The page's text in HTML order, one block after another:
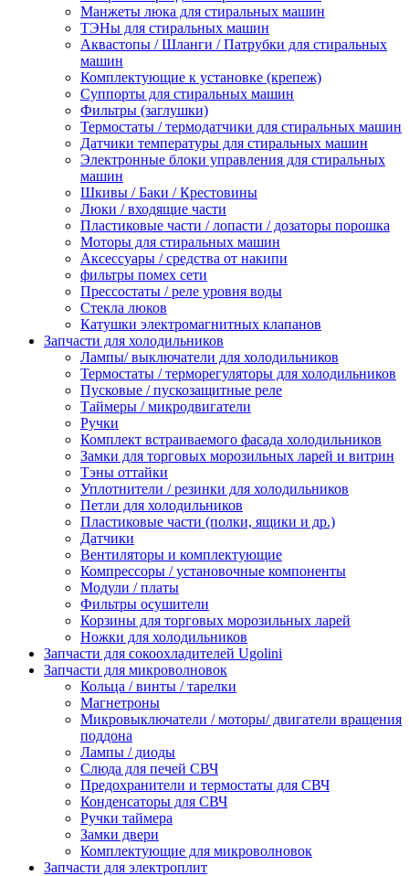
Манжеты люка для стиральных машин
ТЭНы для стиральных машин
Аквастопы / Шланги / Патрубки для стиральных
машин
Комплектующие к установке (крепеж)
Суппорты для стиральных машин
Фильтры (заглушки)
Термостаты / термодатчики для стиральных машин
Датчики температуры для стиральных машин
Электронные блоки управления для стиральных
машин
Шкивы / Баки / Крестовины
Люки / входящие части
Пластиковые части / лопасти / дозаторы порошка
Моторы для стиральных машин
Аксессуары / средства от накипи
фильтры помех сети
Прессостаты / реле уровня воды
Стекла люков
Катушки электромагнитных клапанов
Запчасти для холодильников
Лампы/ выключатели для холодильников
Термостаты / терморегуляторы для холодильников
Пусковые / пускозащитные реле
Таймеры / микродвигатели
Ручки
Комплект встраиваемого фасада холодильников
Замки для торговых морозильных ларей и витрин
Тэны оттайки
Уплотнители / резинки для холодильников
Петли для холодильников
Пластиковые части (полки, ящики и др.)
Датчики
Вентиляторы и комплектующие
Компрессоры / установочные компоненты
Модули / платы
Фильтры осушители
Корзины для торговых морозильных ларей
Ножки для холодильников
Запчасти для сокоохладителей Ugolini
Запчасти для микроволновок
Кольца / винты / тарелки
Магнетроны
Микровыключатели / моторы/ двигатели вращения
поддона
Лампы / диоды
Слюда для печей СВЧ
Предохранители и термостаты для СВЧ
Конденсаторы для СВЧ
Ручки таймера
Замки двери
Комплектующие для микроволновок
Запчасти для электроплит